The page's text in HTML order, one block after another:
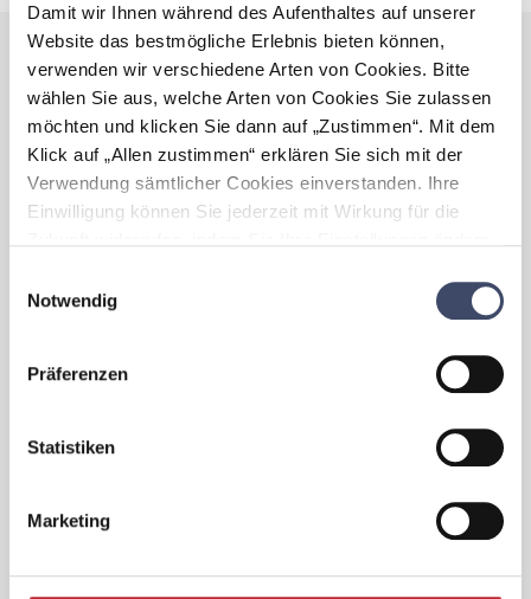
Damit wir Ihnen während des Aufenthaltes auf unserer
Website das bestmögliche Erlebnis bieten können,
verwenden wir verschiedene Arten von Cookies. Bitte
wählen Sie aus, welche Arten von Cookies Sie zulassen
möchten und klicken Sie dann auf „Zustimmen“. Mit dem
Klick auf „Allen zustimmen“ erklären Sie sich mit der
Verwendung sämtlicher Cookies einverstanden. Ihre
Einwilligung können Sie jederzeit mit Wirkung für die
https://www.unternehmen-fuer-familien.at/cookie-
Notwendig
Präferenzen
Statistiken
Marketing
Suchbegriff / Best Practices (1)
Besetzung von Nachtdiensten
Das Krankenhaus der Barmherzigen
zugeschnittenen Arbeitszeitmodellen
Mischmodelle), Angebote zur zeitlichen
Spitalsarbeit - inkl. variablen